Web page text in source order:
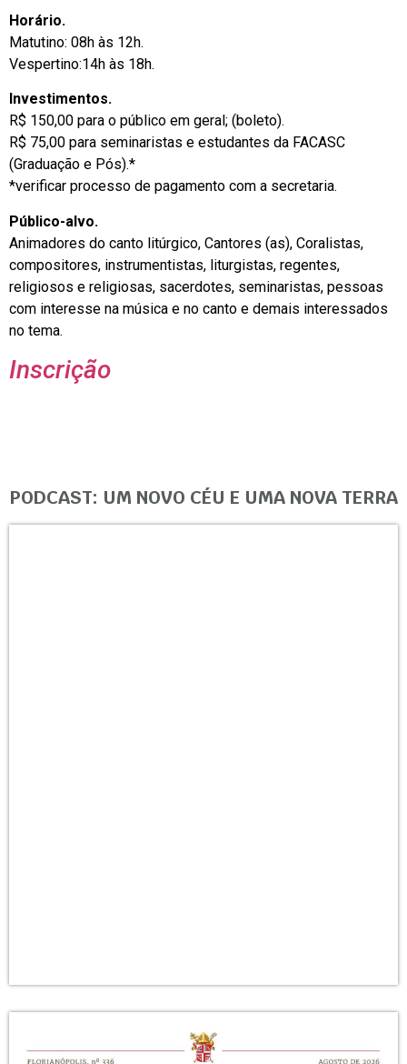
Horário.
Matutino: 08h às 12h.
Vespertino:14h às 18h.
Investimentos.
R$ 150,00 para o público em geral; (boleto).
R$ 75,00 para seminaristas e estudantes da FACASC
(Graduação e Pós).*
*verificar processo de pagamento com a secretaria.
Público-alvo.
Animadores do canto litúrgico, Cantores (as), Coralistas,
compositores, instrumentistas, liturgistas, regentes,
religiosos e religiosas, sacerdotes, seminaristas, pessoas
com interesse na música e no canto e demais interessados
no tema.
Inscrição
PODCAST: UM NOVO CÉU E UMA NOVA TERRA